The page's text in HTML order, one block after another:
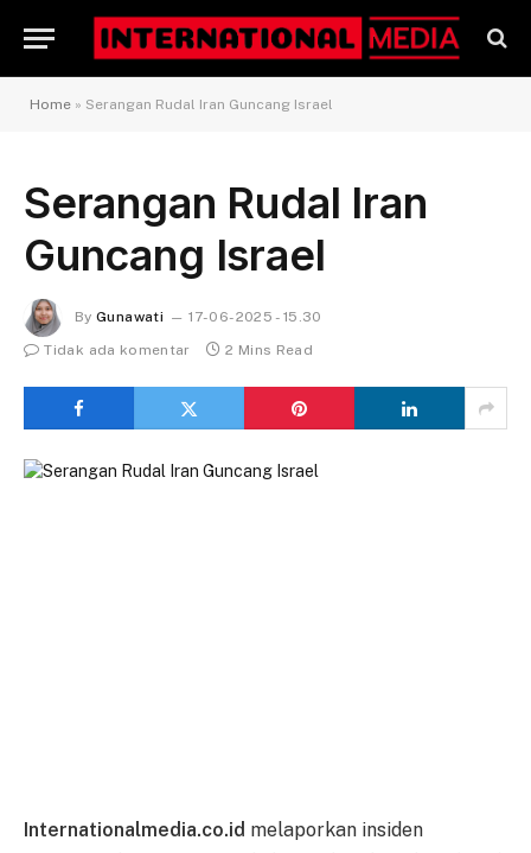
Home » Serangan Rudal Iran Guncang Israel
Serangan Rudal Iran
Guncang Israel
By Gunawati
17-06-2025 - 15.30
Tidak ada komentar
2 Mins Read
Internationalmedia.co.id melaporkan insiden